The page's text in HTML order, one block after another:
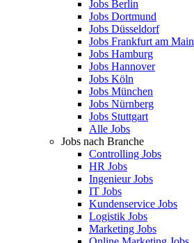
Jobs Berlin
Jobs Dortmund
Jobs Düsseldorf
Jobs Frankfurt am Main
Jobs Hamburg
Jobs Hannover
Jobs Köln
Jobs München
Jobs Nürnberg
Jobs Stuttgart
Alle Jobs
Jobs nach Branche
Controlling Jobs
HR Jobs
Ingenieur Jobs
IT Jobs
Kundenservice Jobs
Logistik Jobs
Marketing Jobs